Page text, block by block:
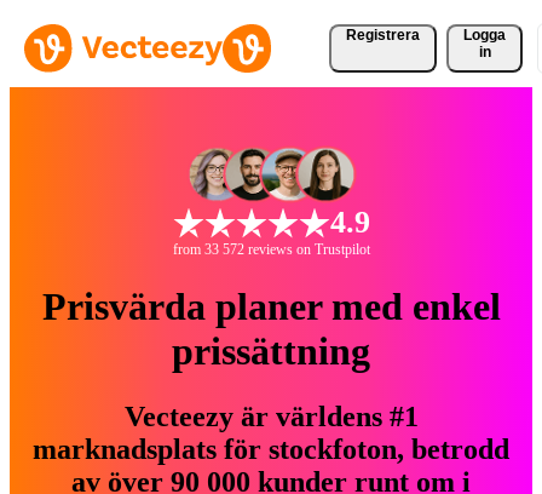
Registrera
Logga
in
4.9
from 33 572 reviews on Trustpilot
Prisvärda planer med enkel
prissättning
Vecteezy är världens #1
marknadsplats för stockfoton, betrodd
av över 90 000 kunder runt om i